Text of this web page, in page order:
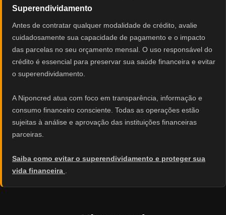
Superendividamento
Antes de contratar qualquer modalidade de crédito, avalie
cuidadosamente sua capacidade de pagamento e o impacto
das parcelas no seu orçamento mensal. O uso responsável do
crédito é essencial para preservar sua saúde financeira e evitar
o superendividamento.
A Niponcred atua com foco em transparência, informação e
consumo financeiro consciente. Todas as operações estão
sujeitas à análise e aprovação das instituições financeiras
parceiras.
Saiba como evitar o superendividamento e proteger sua
vida financeira .